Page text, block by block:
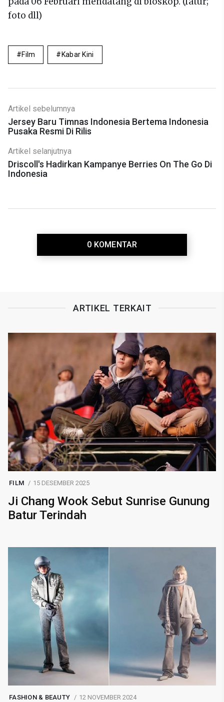
foto dll)
Film Kabar Kini
Artikel sebelumnya
Jersey Baru Timnas Indonesia Bertema Indonesia
Pusaka Resmi Di Rilis
Artikel selanjutnya
Driscoll's Hadirkan Kampanye Berries On The Go Di
Indonesia
0 KOMENTAR
ARTIKEL TERKAIT
FILM 15 DESEMBER 2025
Ji Chang Wook Sebut Sunrise Gunung
Batur Terindah
FASHION & BEAUTY 12 NOVEMBER 2024